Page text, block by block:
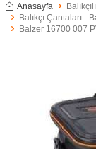
Anasayfa
Balıkçı Çantaları -
Balzer 16700 007